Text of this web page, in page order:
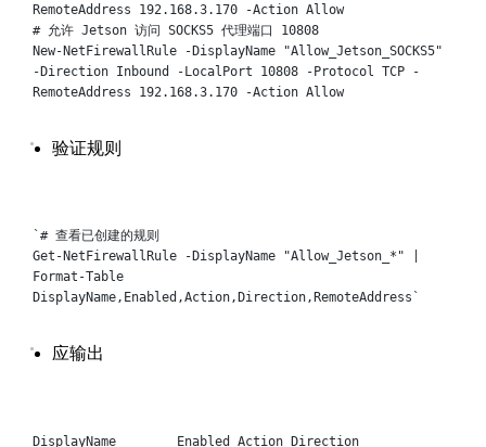
RemoteAddress
192.168.3.170 -Action Allow
# 允许 Jetson 访问 SOCKS5 代理端口 10808
New-NetFirewallRule
-DisplayName
"Allow_Jetson_SOCKS5"
-Direction
Inbound -LocalPort 10808 -Protocol TCP
-
RemoteAddress
192.168.3.170 -Action Allow
验证规则
`# 查看已创建的规则
Get-NetFirewallRule -DisplayName "Allow_Jetson_*" |
Format-Table
DisplayName,Enabled,Action,Direction,RemoteAddress `
应输出
DisplayName Enabled Action
Direction